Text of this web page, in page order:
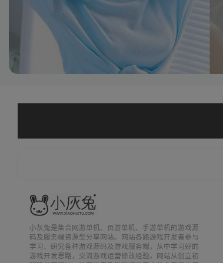
小灰兔是集合网游单机、页游单机、手游单机的游戏源
码及服务端资源型分享网站。网站各路游戏开发者参与
学习、研究各种游戏源码及游戏服务端，从中学习好的
游戏开发思路，交流游戏运营修改经验。网站从创立初